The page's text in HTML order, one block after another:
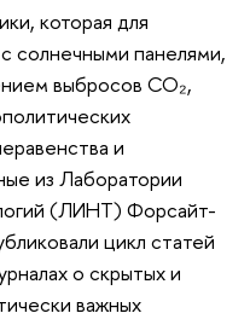
которая для
солнечными панелями,
выбросов СО₂,
и
из Лаборатории
(ЛИНТ) Форсайт-
цикл статей
о скрытых и
важных